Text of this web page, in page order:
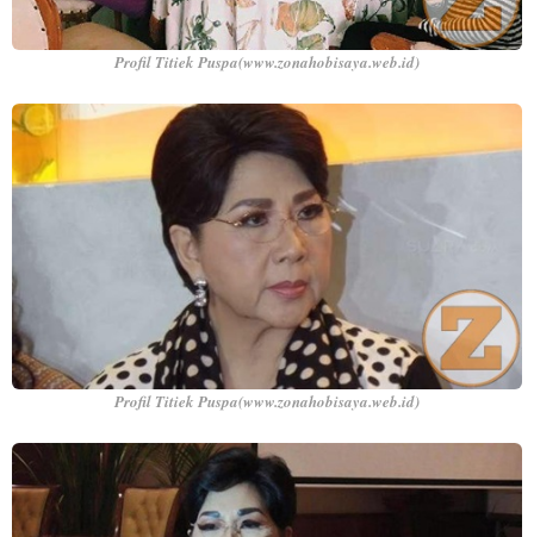
Profil Titiek Puspa(www.zonahobisaya.web.id)
Profil Titiek Puspa(www.zonahobisaya.web.id)